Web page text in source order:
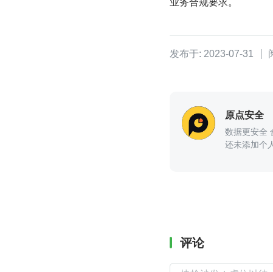
发布于: 2023-07-31
原点安全
数据更安全
还未添加个
评论